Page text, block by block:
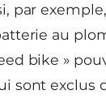
par
au
bike »
sont exclus